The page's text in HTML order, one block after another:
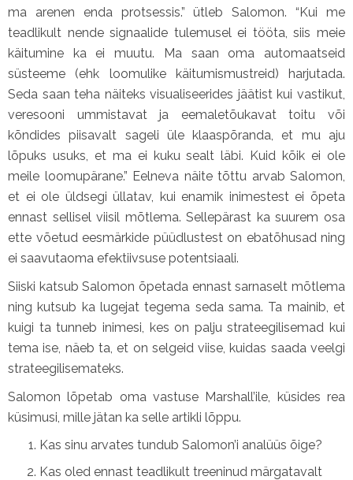
ma arenen enda protsessis.” ütleb Salomon. “Kui me
teadlikult nende signaalide tulemusel ei tööta, siis meie
käitumine ka ei muutu. Ma saan oma automaatseid
süsteeme (ehk loomulike käitumismustreid) harjutada.
Seda saan teha näiteks visualiseerides jäätist kui vastikut,
veresooni ummistavat ja eemaletõukavat toitu või
kõndides piisavalt sageli üle klaaspõranda, et mu aju
lõpuks usuks, et ma ei kuku sealt läbi. Kuid kõik ei ole
meile loomupärane.” Eelneva näite tõttu arvab Salomon,
et ei ole üldsegi üllatav, kui enamik inimestest ei õpeta
ennast sellisel viisil mõtlema. Sellepärast ka suurem osa
ette võetud eesmärkide püüdlustest on ebatõhusad ning
ei saavutaoma efektiivsuse potentsiaali.
Siiski katsub Salomon õpetada ennast sarnaselt mõtlema
ning kutsub ka lugejat tegema seda sama. Ta mainib, et
kuigi ta tunneb inimesi, kes on palju strateegilisemad kui
tema ise, näeb ta, et on selgeid viise, kuidas saada veelgi
strateegilisemateks.
Salomon lõpetab oma vastuse Marshall’ile, küsides rea
küsimusi, mille jätan ka selle artikli lõppu.
Kas sinu arvates tundub Salomon’i analüüs õige?
Kas oled ennast teadlikult treeninud märgatavalt